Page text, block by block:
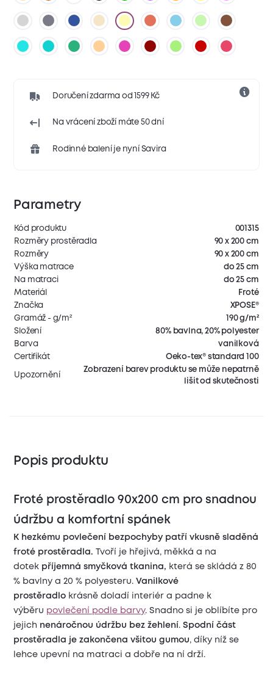
Doručení zdarma od 1599 Kč
Na vrácení zboží máte 50 dní
Rodinné balení je nyní Savira
Parametry
Kód produktu
001315
Rozměry prostěradla
90 x 200 cm
Rozměry
90 x 200 cm
Výška matrace
do 25 cm
Na matraci
do 25 cm
Materiál
Froté
Značka
XPOSE®
Gramáž - g/m²
190 g/m²
Složení
80% bavlna, 20% polyester
Barva
vanilková
Certifikát
Oeko-tex® standard 100
Upozornění
Zobrazení barev produktu se může nepatrně
lišit od skutečnosti
Popis produktu
Froté prostěradlo 90x200 cm pro snadnou
údržbu a komfortní spánek
K hezkému povlečení bezpochyby patří vkusně sladěná
froté prostěradla.
Tvoří je hřejivá, měkká a na
dotek příjemná smyčková tkanina, která se skládá z 80
% bavlny a 20 % polyesteru. Vanilkové
prostěradlo krásně doladí interiér a padne k
výběru povlečení podle barvy. Snadno si je oblíbíte pro
jejich nenáročnou údržbu bez žehlení .Spodní část
prostěradla je zakončena všitou gumou, díky níž se
lehce upevní na matraci a dobře na ní drží.